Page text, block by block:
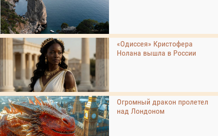
«Одиссея» Кристофера
Нолана вышла в России
Огромный дракон пролетел
над Лондоном